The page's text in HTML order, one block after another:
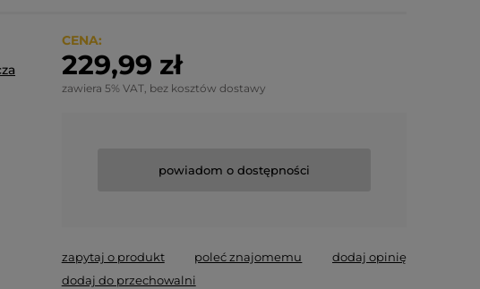
CENA:
229,99 zł
zawiera 5% VAT, bez kosztów dostawy
powiadom o dostępności
zapytaj o produkt poleć znajomemu
dodaj opinię
dodaj do przechowalni